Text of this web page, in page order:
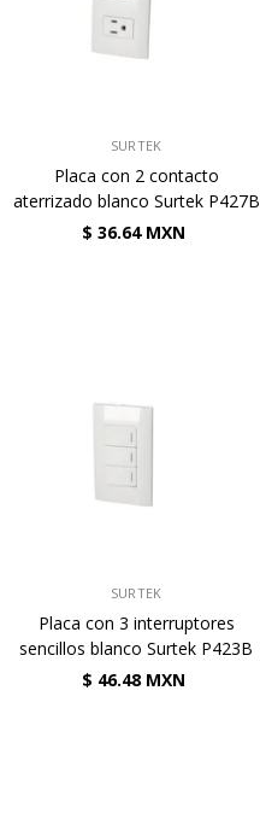
SURTEK
Placa con 2 contacto
aterrizado blanco Surtek P427B
$ 36.64 MXN
SURTEK
Placa con 3 interruptores
sencillos blanco Surtek P423B
$ 46.48 MXN